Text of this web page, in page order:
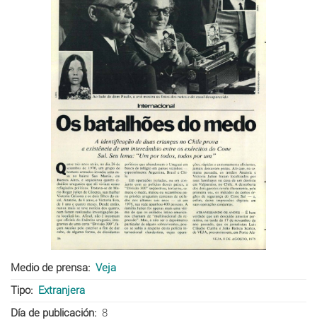
Medio de prensa
Veja
Tipo
Extranjera
Día de publicación
8